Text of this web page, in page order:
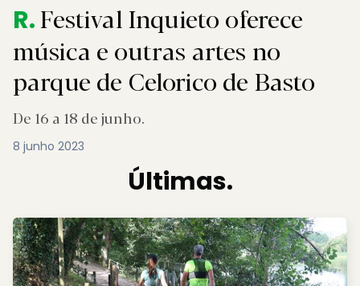
R.Festival Inquieto oferece
música e outras artes no
parque de Celorico de Basto
De 16 a 18 de junho.
8 junho 2023
Últimas.